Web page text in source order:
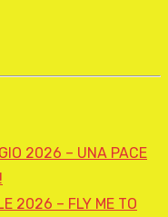
2026 – UNA PACE
2026 – FLY ME TO